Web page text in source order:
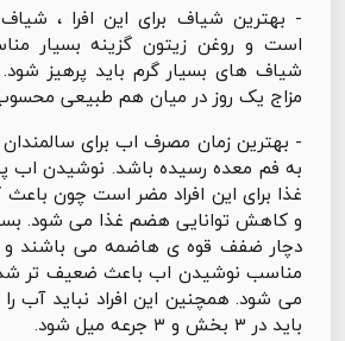
- بهترین شیاف برای این افرا ،
است و روغن زیتون گزینه بسیار
شیاف های بسیار گرم باید پرهیز شود.
مزاج یک روز در میان هم طبیعی
- بهترین زمان مصرف اب برای
به فم معده رسیده باشد. نوشیدن اب
غذا برای این افراد مضر است چون
و کاهش توانایی هضم غذا می شود.
دچار ضفف قوه ی هاضمه می باشند و
مناسب نوشیدن اب باعث ضعیف تر
می شود. همچنین این افراد نباید آب را
باید در ۳ بخش و ۳ جرعه میل شود.